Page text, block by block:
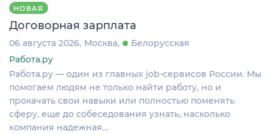
НОВАЯ
Договорная зарплата
06 августа 2026 Москва
Белорусская
Работа.ру
Работа.ру — один из главных job-сервисов России. Мы
помогаем людям не только найти работу, но и
прокачать свои навыки или полностью поменять
сферу, еще до собеседования узнать, насколько
компания надежная…